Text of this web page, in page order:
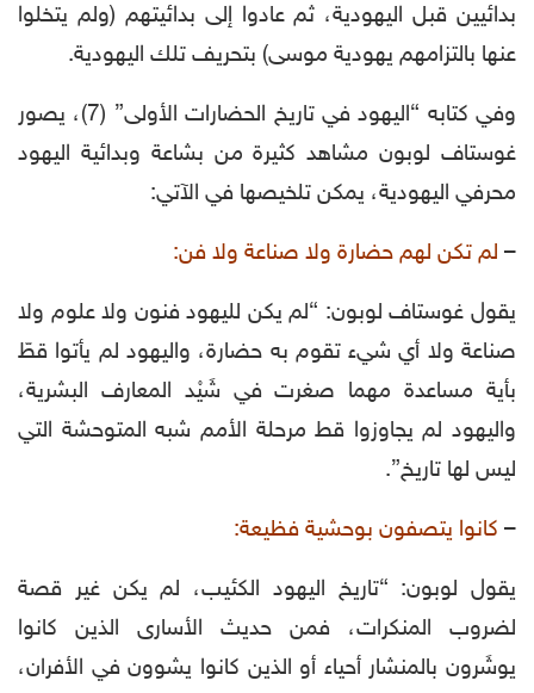
بدائيين قبل اليهودية، ثم عادوا إلى بدائيتهم (ولم يتخلوا
عنها بالتزامهم يهودية موسى) بتحريف تلك اليهودية.
وفي كتابه “اليهود في تاريخ الحضارات الأولى” (7)، يصور
غوستاف لوبون مشاهد كثيرة من بشاعة وبدائية اليهود
محرفي اليهودية، يمكن تلخيصها في الآتي:
– لم تكن لهم حضارة ولا صناعة ولا فن:
يقول غوستاف لوبون: “لم يكن لليهود فنون ولا علوم ولا
صناعة ولا أي شيء تقوم به حضارة، واليهود لم يأتوا قطّ
بأية مساعدة مهما صغرت في شَيْد المعارف البشرية،
واليهود لم يجاوزوا قط مرحلة الأمم شبه المتوحشة التي
ليس لها تاريخ”.
– كانوا يتصفون بوحشية فظيعة:
يقول لوبون: “تاريخ اليهود الكئيب، لم يكن غير قصة
لضروب المنكرات، فمن حديث الأسارى الذين كانوا
يوشَرون بالمنشار أحياء أو الذين كانوا يشوون في الأفران،